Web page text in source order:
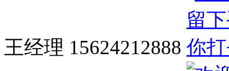
王经理 15624212888